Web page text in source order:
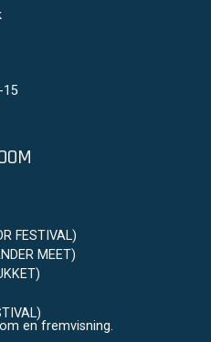
15
FESTIVAL)
MEET)
en fremvisning.